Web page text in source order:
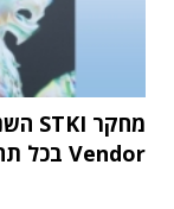
Vendor בכל תחומי שוק ה-IT